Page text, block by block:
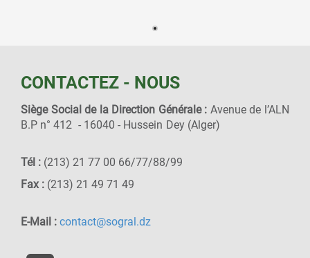
CONTACTEZ - NOUS
Siège Social de la Direction Générale : Avenue de l’ALN
B.P n° 412 - 16040 - Hussein Dey (Alger)
Tél : (213) 21 77 00 66/77/88/99
Fax : (213) 21 49 71 49
E-Mail : contact@sogral.dz